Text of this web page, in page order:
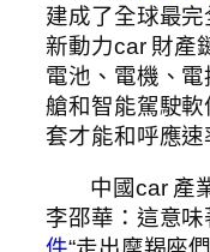
建成了全球最
新動力car 財產
電池、電機、
艙和智能駕駛
套才能和呼應速
中國car 產
李邵華：這意